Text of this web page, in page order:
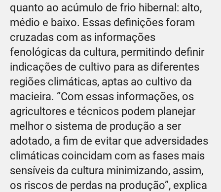
quanto ao acúmulo de frio hibernal: alto,
médio e baixo. Essas deﬁnições foram
cruzadas com as informações
fenológicas da cultura, permitindo deﬁnir
indicações de cultivo para as diferentes
regiões climáticas, aptas ao cultivo da
macieira. “Com essas informações, os
agricultores e técnicos podem planejar
melhor o sistema de produção a ser
adotado, a ﬁm de evitar que adversidades
climáticas coincidam com as fases mais
sensíveis da cultura minimizando, assim,
os riscos de perdas na produção”, explica